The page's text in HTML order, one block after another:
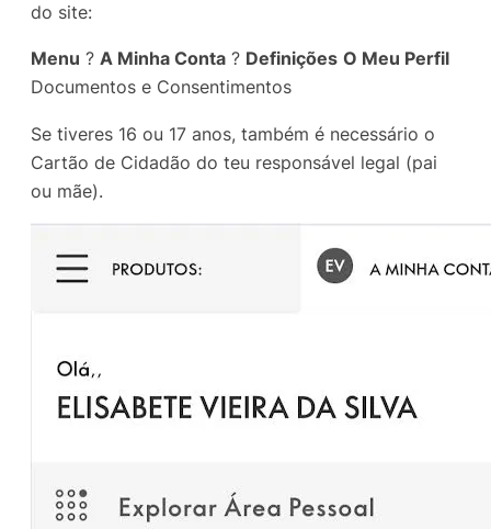
do site:
Menu ? A Minha Conta ? Definições O Meu Perfil
Documentos e Consentimentos
Se tiveres 16 ou 17 anos, também é necessário o
Cartão de Cidadão do teu responsável legal (pai
ou mãe).